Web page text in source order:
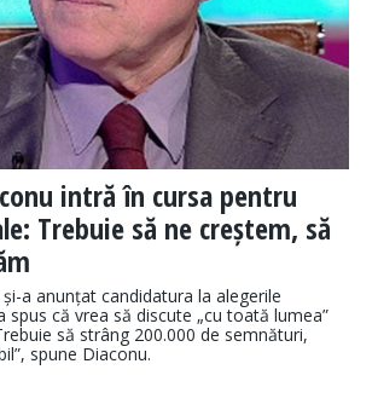
intră în cursa pentru
Trebuie să ne creștem, să
a anunțat candidatura la alegerile
spus că vrea să discute „cu toată lumea”
să strâng 200.000 de semnături,
spune Diaconu.